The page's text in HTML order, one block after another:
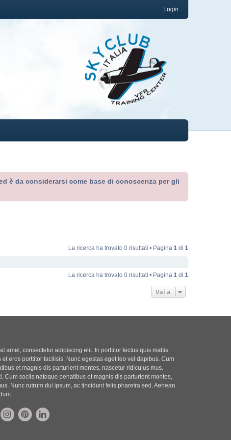
Login
è da considerarsi come base di conoscenza per gli
La ricerca ha trovato 0 risultati • Pagina 1 di 1
La ricerca ha trovato 0 risultati • Pagina 1 di 1
Vai a
amet, consectetur adipiscing elit. In porttitor lectus quis mattis
eros porttitor facilisis. Nunc egestas eget leo vel dapibus. Cum
et magnis dis parturient montes, nascetur ridiculus mus.
Cum sociis natoque penatibus et magnis dis parturient montes,
Nunc rutrum dui ipsum, ac tincidunt felis pharetra sed. Aenean